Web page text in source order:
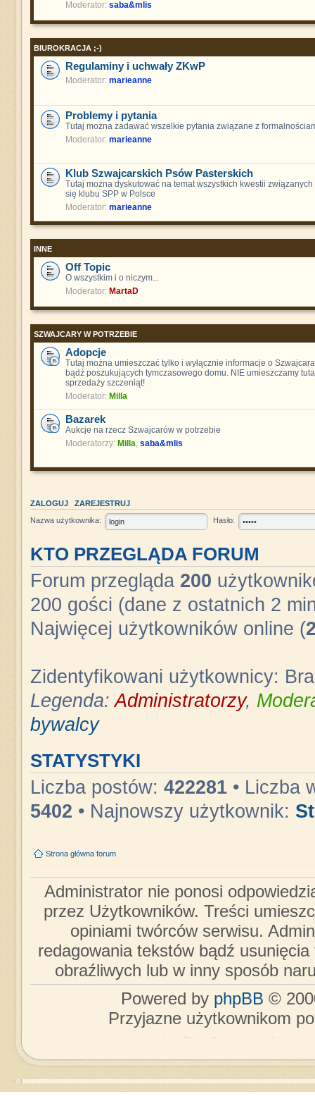
Moderator: saba&mlis
BIUROKRACJA ;-)
Regulaminy i uchwały ZKwP
Moderator: marieanne
Problemy i pytania
Tutaj można zadawać wszelkie pytania związane z
Moderator: marieanne
Klub Szwajcarskich Psów Pasterskich
Tutaj można dyskutować na temat wszystkich kwestii
się klubu SPP w Polsce
Moderator: marieanne
INNE
Off Topic
O wszystkim i o niczym...
Moderator: MartaD
SZWAJCARY W POTRZEBIE
Adopcje
Tutaj można umieszczać tylko i wyłącznie informacje o
bądź poszukujących tymczasowego domu. NIE umieszczamy
sprzedaży szczeniąt!
Moderator: Milla
Bazarek
Aukcje na rzecz Szwajcarów w potrzebie
Moderatorzy: Milla saba&mlis
ZALOGUJ ZAREJESTRUJ
Nazwa użytkownika: Hasło:
KTO PRZEGLĄDA FORUM
Forum przegląda 200
200 gości (dane z ostatnich 2
Najwięcej użytkowników online (
Zidentyfikowani użytkownicy:
Legenda:Administratorzy,
bywalcy
STATYSTYKI
Liczba postów: 422281• Liczba
5402 • Najnowszy użytkownik:
Strona główna forum
Administrator nie ponosi
przez Użytkowników. Treści
opiniami twórców serwisu.
redagowania tekstów bądź
obraźliwych lub w inny sposób
Powered by phpBB ©
Przyjazne użytkownikom